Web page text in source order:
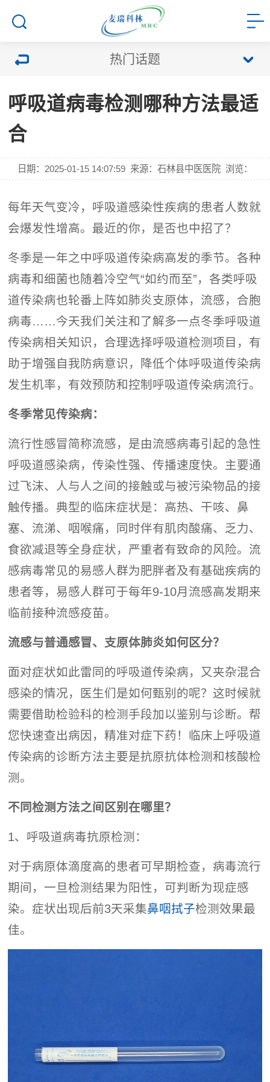
热门话题
呼吸道病毒检测哪种方法最适
合
日期：2025-01-15 14:07:59 来源：石林县中医医院 浏览：
每年天气变冷，呼吸道感染性疾病的患者人数就
会爆发性增高。最近的你，是否也中招了？
冬季是一年之中呼吸道传染病高发的季节。各种
病毒和细菌也随着冷空气“如约而至”，各类呼吸
道传染病也轮番上阵如肺炎支原体，流感，合胞
病毒……今天我们关注和了解多一点冬季呼吸道
传染病相关知识，合理选择呼吸道检测项目，有
助于增强自我防病意识，降低个体呼吸道传染病
发生机率，有效预防和控制呼吸道传染病流行。
冬季常见传染病：
流行性感冒简称流感，是由流感病毒引起的急性
呼吸道感染病，传染性强、传播速度快。主要通
过飞沫、人与人之间的接触或与被污染物品的接
触传播。典型的临床症状是：高热、干咳、鼻
塞、流涕、咽喉痛，同时伴有肌肉酸痛、乏力、
食欲减退等全身症状，严重者有致命的风险。流
感病毒常见的易感人群为肥胖者及有基础疾病的
患者等，易感人群可于每年9-10月流感高发期来
临前接种流感疫苗。
流感与普通感冒、支原体肺炎如何区分？
面对症状如此雷同的呼吸道传染病，又夹杂混合
感染的情况，医生们是如何甄别的呢？这时候就
需要借助检验科的检测手段加以鉴别与诊断。帮
您快速查出病因，精准对症下药！临床上呼吸道
传染病的诊断方法主要是抗原抗体检测和核酸检
测。
不同检测方法之间区别在哪里？
1、呼吸道病毒抗原检测：
对于病原体滴度高的患者可早期检查，病毒流行
期间，一旦检测结果为阳性，可判断为现症感
染。症状出现后前3天采集鼻咽拭子检测效果最
佳。